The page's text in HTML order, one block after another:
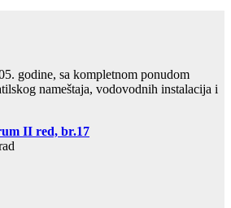
godine, sa kompletnom ponudom
nameštaja, vodovodnih instalacija i
II red, br.17